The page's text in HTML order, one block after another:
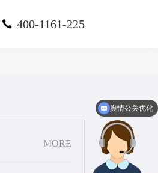
400-1161-225
MORE
全网舆情监测